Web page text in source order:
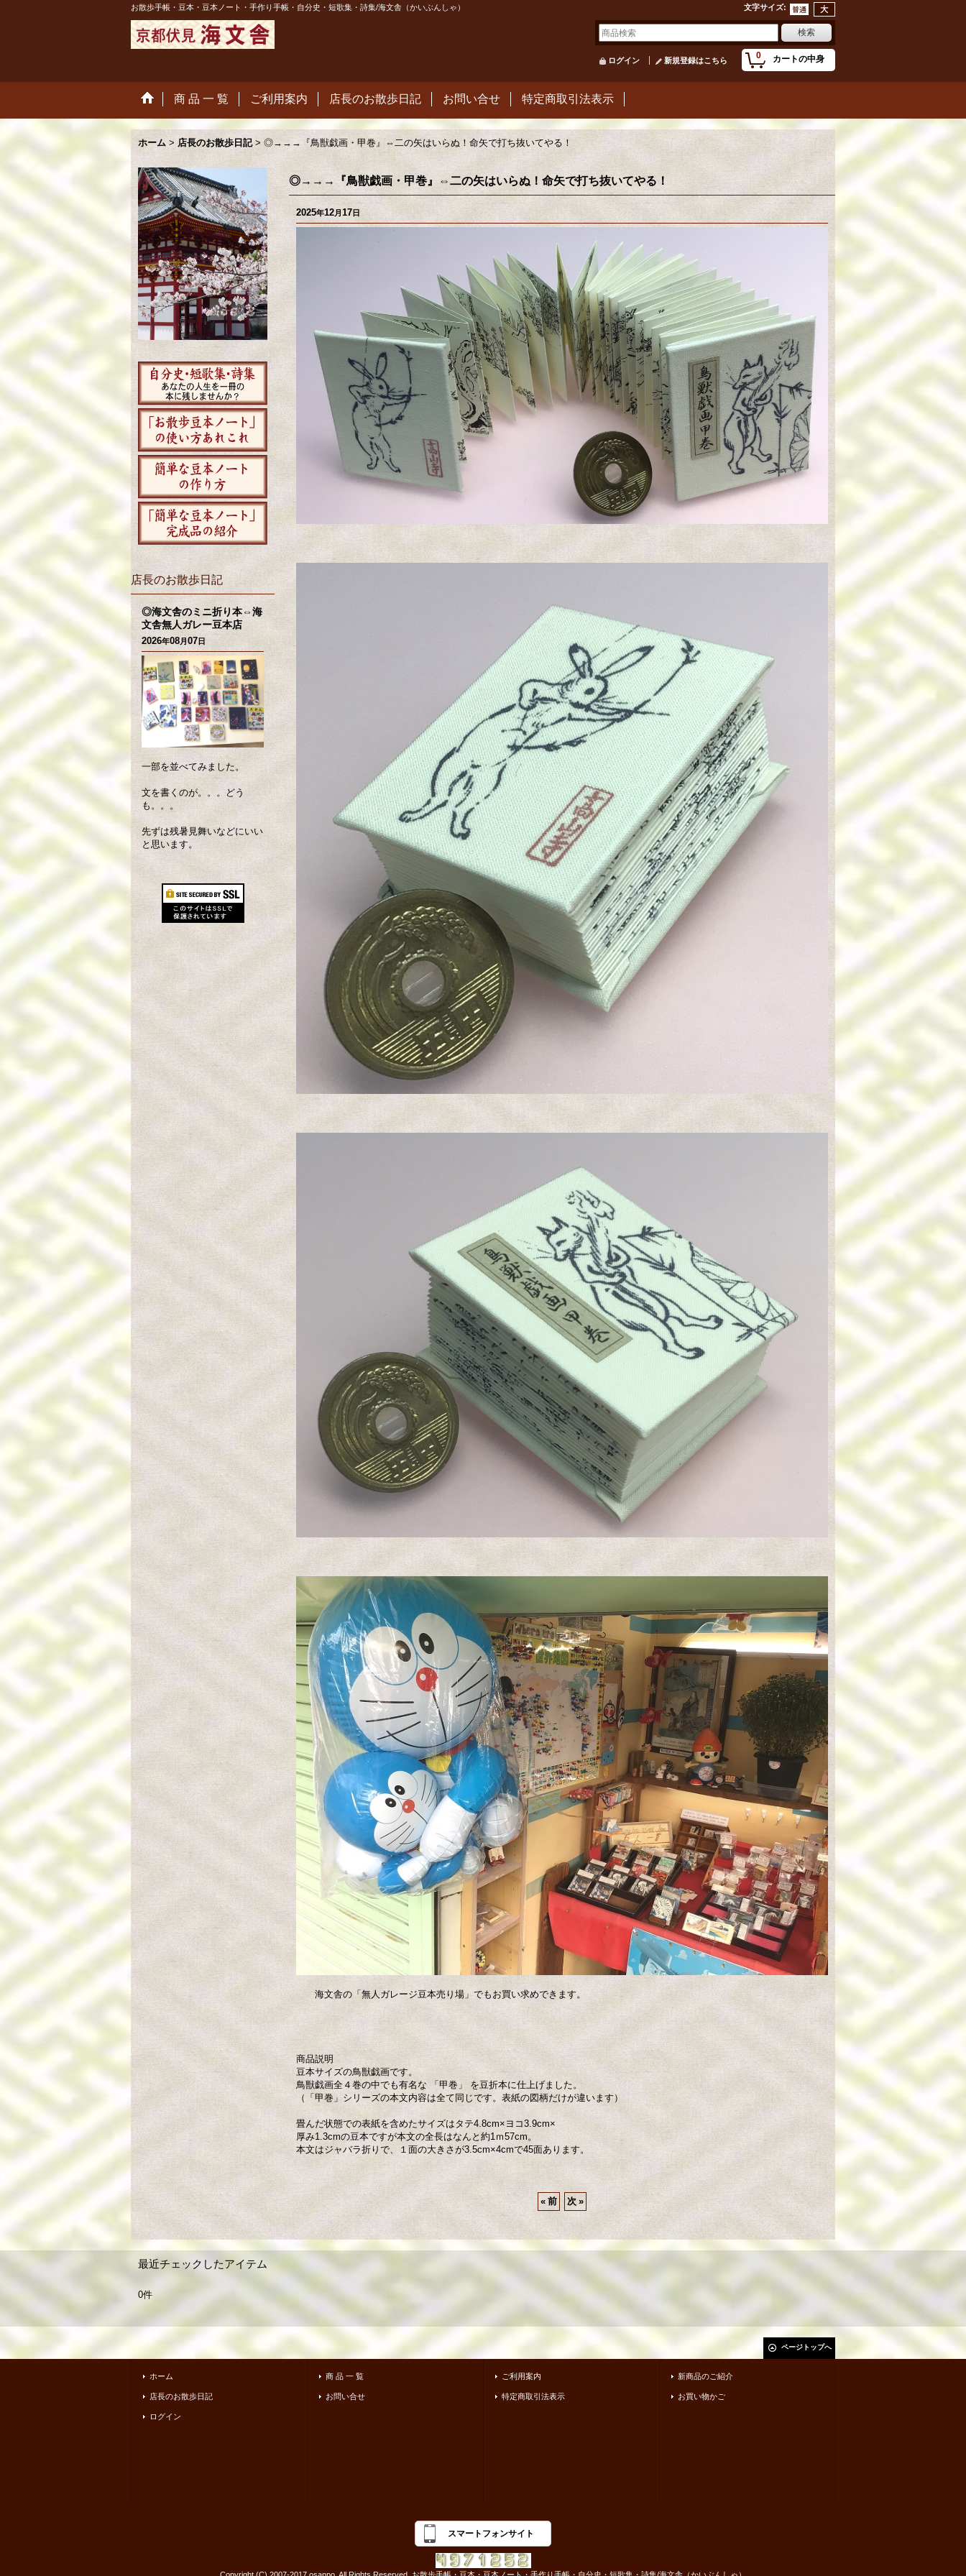
お散歩手帳・豆本・豆本ノート・手作り手帳・自分史・短歌集・詩集/海文舎（かいぶんしゃ） 文字サイズ:
0 カートの中身
ログイン 新規登録はこちら
商 品 一 覧 ご利用案内 店長のお散歩日記 お問い合せ 特定商取引法表示
ホーム > 店長のお散歩日記 > ◎→→→『鳥獣戯画・甲巻』⇔二の矢はいらぬ！命矢で打ち抜いてやる！
店長のお散歩日記
◎海文舎のミニ折り本⇔海
文舎無人ガレー豆本店
2026年08月07日
一部を並べてみました。
文を書くのが。。。どう
も。。。
先ずは残暑見舞いなどにいい
と思います。
◎→→→『鳥獣戯画・甲巻』⇔二の矢はいらぬ！命矢で打ち抜いてやる！
2025年12月17日
海文舎の「無人ガレージ豆本売り場」でもお買い求めできます。
商品説明
豆本サイズの鳥獣戯画です。
鳥獣戯画全４巻の中でも有名な 「甲巻」 を豆折本に仕上げました。
（「甲巻」シリーズの本文内容は全て同じです。表紙の図柄だけが違います）
畳んだ状態での表紙を含めたサイズはタテ4.8cm×ヨコ3.9cm×
厚み1.3cmの豆本ですが本文の全長はなんと約1ｍ57cm。
本文はジャバラ折りで、１面の大きさが3.5cm×4cmで45面あります。
« 前 次 »
最近チェックしたアイテム
0件
ページトップへ
ホーム
店長のお散歩日記
ログイン
商 品 一 覧
お問い合せ
ご利用案内
特定商取引法表示
新商品のご紹介
お買い物かご
スマートフォンサイト
Copyright (C) 2007-2017 osanpo. All Rights Reserved. お散歩手帳・豆本・豆本ノート・手作り手帳・自分史・短歌集・詩集/海文舎（かいぶんしゃ）